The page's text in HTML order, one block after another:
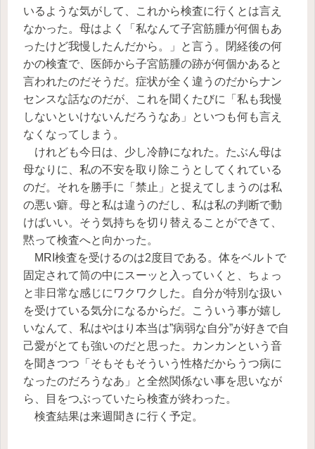
いるような気がして、これから検査に行くとは言え
なかった。母はよく「私なんて子宮筋腫が何個もあ
ったけど我慢したんだから。」と言う。閉経後の何
かの検査で、医師から子宮筋腫の跡が何個かあると
言われたのだそうだ。症状が全く違うのだからナン
センスな話なのだが、これを聞くたびに「私も我慢
しないといけないんだろうなあ」といつも何も言え
なくなってしまう。
けれども今日は、少し冷静になれた。たぶん母は
母なりに、私の不安を取り除こうとしてくれている
のだ。それを勝手に「禁止」と捉えてしまうのは私
の悪い癖。母と私は違うのだし、私は私の判断で動
けばいい。そう気持ちを切り替えることができて、
黙って検査へと向かった。
MRI検査を受けるのは2度目である。体をベルトで
固定されて筒の中にスーッと入っていくと、ちょっ
と非日常な感じにワクワクした。自分が特別な扱い
を受けている気分になるからだ。こういう事が嬉し
いなんて、私はやはり本当は”病弱な自分”が好きで自
己愛がとても強いのだと思った。カンカンという音
を聞きつつ「そもそもそういう性格だからうつ病に
なったのだろうなあ」と全然関係ない事を思いなが
ら、目をつぶっていたら検査が終わった。
検査結果は来週聞きに行く予定。